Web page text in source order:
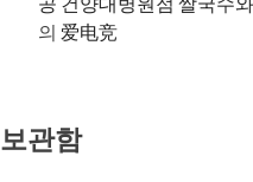
의 爱电竞
보관함